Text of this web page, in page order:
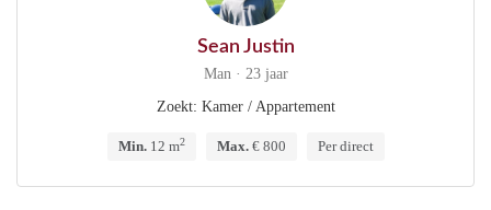
Sean Justin
Man · 23 jaar
Zoekt: Kamer / Appartement
Min.12 m2 Max.€ 800 Per direct